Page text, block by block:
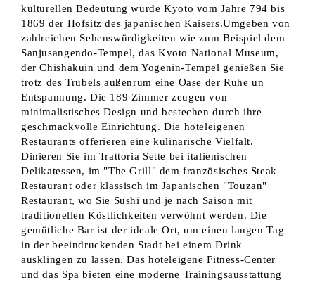
kulturellen Bedeutung wurde Kyoto vom Jahre 794 bis
1869 der Hofsitz des japanischen Kaisers.Umgeben von
zahlreichen Sehenswürdigkeiten wie zum Beispiel dem
Sanjusangendo-Tempel, das Kyoto National Museum,
der Chishakuin und dem Yogenin-Tempel genießen Sie
trotz des Trubels außenrum eine Oase der Ruhe un
Entspannung. Die 189 Zimmer zeugen von
minimalistisches Design und bestechen durch ihre
geschmackvolle Einrichtung. Die hoteleigenen
Restaurants offerieren eine kulinarische Vielfalt.
Dinieren Sie im Trattoria Sette bei italienischen
Delikatessen, im "The Grill" dem französisches Steak
Restaurant oder klassisch im Japanischen "Touzan"
Restaurant, wo Sie Sushi und je nach Saison mit
traditionellen Köstlichkeiten verwöhnt werden. Die
gemütliche Bar ist der ideale Ort, um einen langen Tag
in der beeindruckenden Stadt bei einem Drink
ausklingen zu lassen. Das hoteleigene Fitness-Center
und das Spa bieten eine moderne Trainingsausstattung